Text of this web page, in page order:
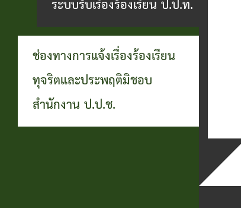
ระบบรับเรื่องร้องเรียน ป.ป.ท.
ช่องทางการแจ้งเรื่องร้องเรียน
ทุจริตและประพฤติมิชอบ
สำนักงาน ป.ป.ช.